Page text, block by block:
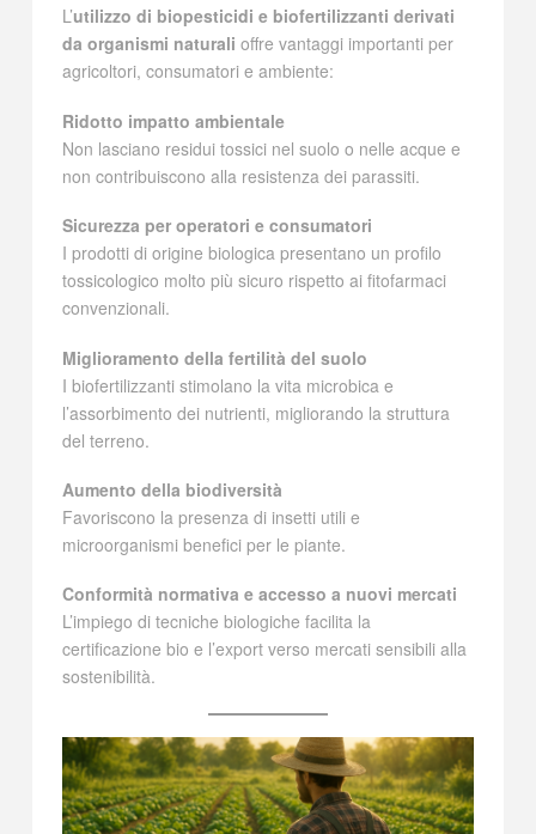
L’utilizzo di biopesticidi e biofertilizzanti derivati
da organismi naturali offre vantaggi importanti per
agricoltori, consumatori e ambiente:
Ridotto impatto ambientale
Non lasciano residui tossici nel suolo o nelle acque e
non contribuiscono alla resistenza dei parassiti.
Sicurezza per operatori e consumatori
I prodotti di origine biologica presentano un profilo
tossicologico molto più sicuro rispetto ai fitofarmaci
convenzionali.
Miglioramento della fertilità del suolo
I biofertilizzanti stimolano la vita microbica e
l’assorbimento dei nutrienti, migliorando la struttura
del terreno.
Aumento della biodiversità
Favoriscono la presenza di insetti utili e
microorganismi benefici per le piante.
Conformità normativa e accesso a nuovi mercati
L’impiego di tecniche biologiche facilita la
certificazione bio e l’export verso mercati sensibili alla
sostenibilità.